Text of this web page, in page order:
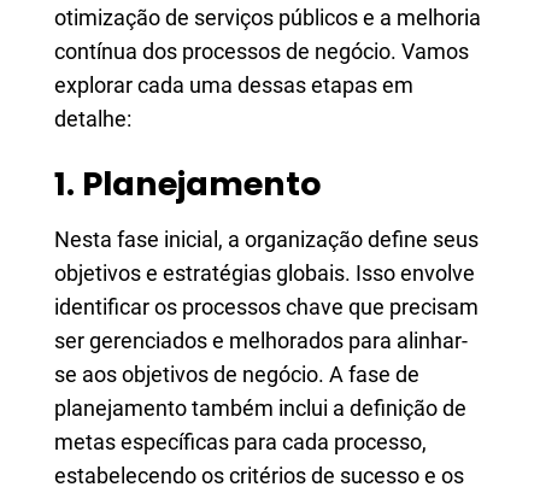
otimização de serviços públicos e a melhoria
contínua dos processos de negócio. Vamos
explorar cada uma dessas etapas em
detalhe:
1. Planejamento
Nesta fase inicial, a organização define seus
objetivos e estratégias globais. Isso envolve
identificar os processos chave que precisam
ser gerenciados e melhorados para alinhar-
se aos objetivos de negócio. A fase de
planejamento também inclui a definição de
metas específicas para cada processo,
estabelecendo os critérios de sucesso e os